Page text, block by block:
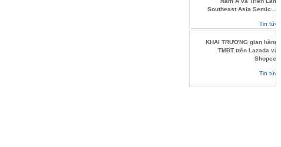
Southeast Asia Semicon
Tin tức
KHAI TRƯƠNG gian hàng
TMĐT trên Lazada và
Shopee.
Tin tức